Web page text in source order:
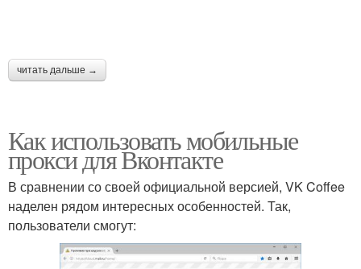
читать дальше →
Как использовать мобильные
прокси для Вконтакте
В сравнении со своей официальной версией, VK Coffee
наделен рядом интересных особенностей. Так,
пользователи смогут: